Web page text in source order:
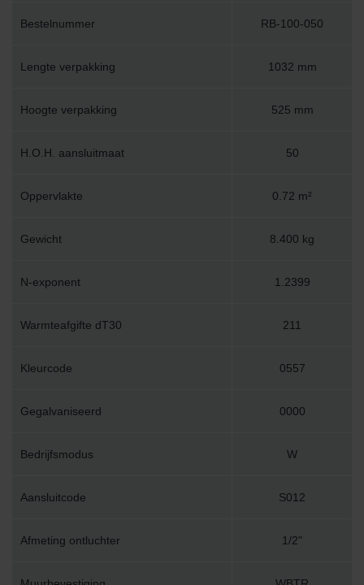
Bestelnummer RB-100-050
Lengte verpakking 1032 mm
Hoogte verpakking 525 mm
H.O.H. aansluitmaat 50
Oppervlakte 0.72 m²
Gewicht 8.400 kg
N-exponent 1.2399
Warmteafgifte dT30 211
Kleurcode 0557
Gegalvaniseerd 0000
Bedrijfsmodus W
Aansluitcode S012
Afmeting ontluchter 1/2"